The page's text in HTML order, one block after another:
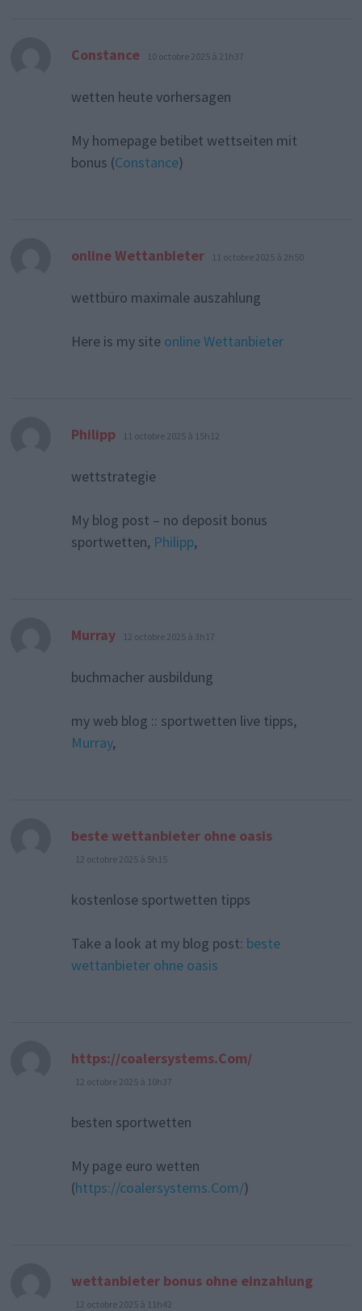
Constance dit :
10 octobre 2025 à 21h37
wetten heute vorhersagen
My homepage betibet wettseiten mit
bonus (Constance)
online Wettanbieter dit :
11 octobre 2025 à 2h50
wettbüro maximale auszahlung
Here is my site online Wettanbieter
Philipp dit :
11 octobre 2025 à 15h12
wettstrategie
My blog post – no deposit bonus
sportwetten, Philipp,
Murray dit :
12 octobre 2025 à 3h17
buchmacher ausbildung
my web blog :: sportwetten live tipps,
Murray,
beste wettanbieter ohne oasis
12 octobre 2025 à 5h15
kostenlose sportwetten tipps
Take a look at my blog post: beste
wettanbieter ohne oasis
https://coalersystems.Com/
12 octobre 2025 à 10h37
besten sportwetten
My page euro wetten
(https://coalersystems.Com/)
wettanbieter bonus ohne einzahlungdit :
12 octobre 2025 à 11h42